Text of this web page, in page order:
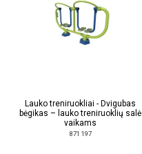
Lauko treniruokliai - Dvigubas
bėgikas – lauko treniruoklių salė
vaikams
871 197